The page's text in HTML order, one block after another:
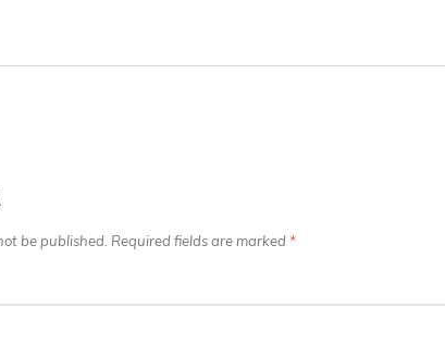
be published. Required fields are marked *